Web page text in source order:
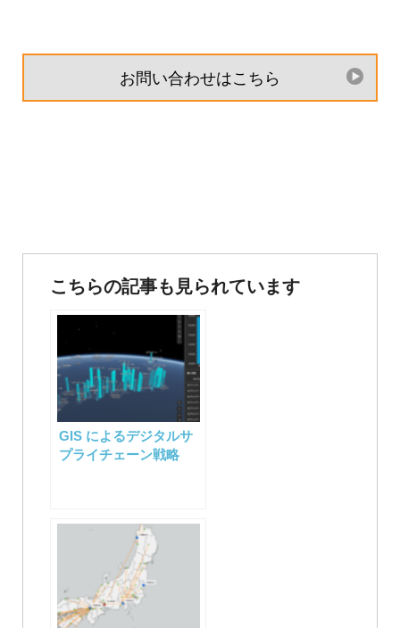
お問い合わせはこちら
投
こちらの記事も見られています
GIS によるデジタルサ
プライチェーン戦略